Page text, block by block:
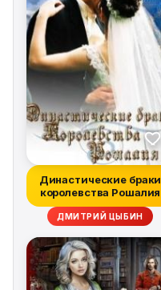
Династические браки
королевства Рошалия
ДМИТРИЙ ЦЫБИН